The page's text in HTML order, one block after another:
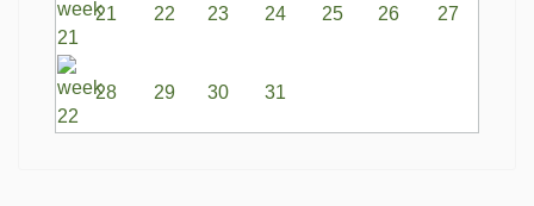
21 22 23 24 25 26 27
28 29 30 31